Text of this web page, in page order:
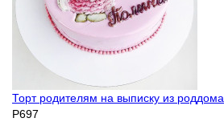
Торт родителям на выписку из роддома
P697